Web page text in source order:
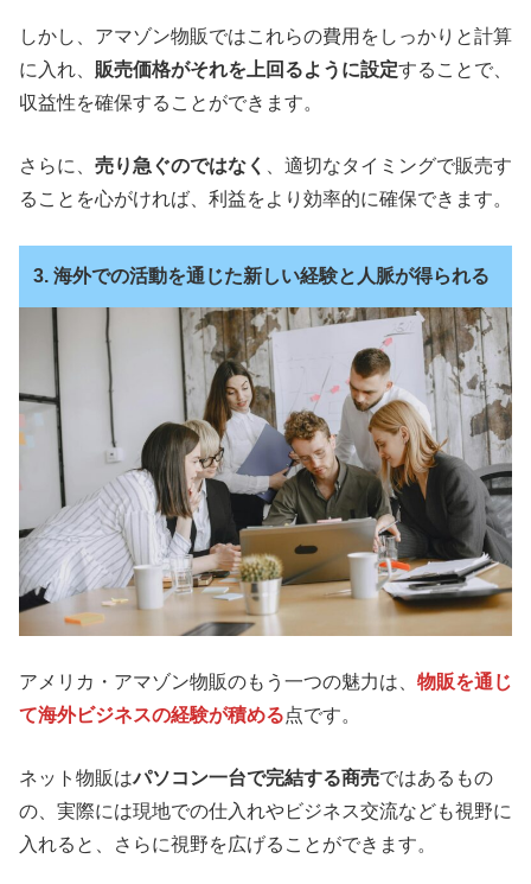
しかし、アマゾン物販ではこれらの費用をしっかりと計算
に入れ、 販売価格がそれを上回るように設定することで、
収益性を確保することができます。
さらに、 売り急ぐのではなく
、適切なタイミングで販売す
ることを心がければ、利益をより効率的に確保できます。
3. 海外での活動を通じた新しい経験と人脈が得られる
アメリカ・アマゾン物販のもう一つの魅力は、 物販を通じ
て海外ビジネスの経験が積める点です。
ネット物販はパソコン一台で完結する商売ではあるもの
の、実際には現地での仕入れやビジネス交流なども視野に
入れると、さらに視野を広げることができます。